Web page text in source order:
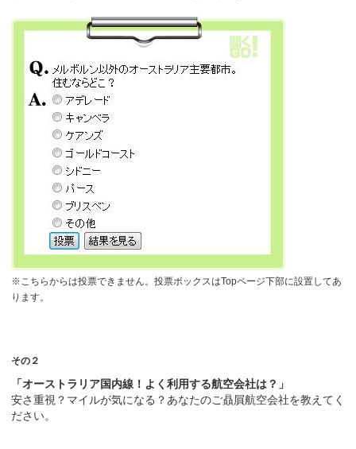
※こちらからは投票できません。投票ボックスはTopページ下部に設置してあ
ります。
その２
「オーストラリア国内線！よく利用する航空会社は？」
安さ重視？マイルが気になる？あなたのご贔屓航空会社を教えてく
ださい。